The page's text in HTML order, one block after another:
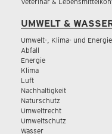
UMWELT &
Umwelt-, Klima- und
Abfall
Energie
Klima
Luft
Nachhaltigkeit
Naturschutz
Umweltrecht
Umweltschutz
Wasser